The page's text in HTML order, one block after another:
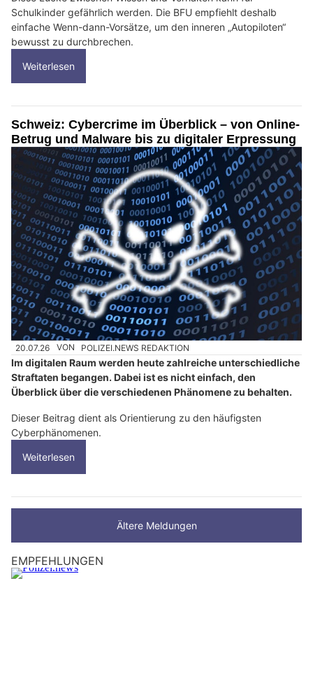
Schulkinder gefährlich werden. Die BFU empfiehlt deshalb
einfache Wenn-dann-Vorsätze, um den inneren „Autopiloten“
bewusst zu durchbrechen.
Weiterlesen
Schweiz: Cybercrime im Überblick – von Online-
Betrug und Malware bis zu digitaler Erpressung
20.07.26 VON POLIZEI.NEWS REDAKTION
Im digitalen Raum werden heute zahlreiche unterschiedliche
Straftaten begangen. Dabei ist es nicht einfach, den
Überblick über die verschiedenen Phänomene zu behalten.
Dieser Beitrag dient als Orientierung zu den häufigsten
Cyberphänomenen.
Weiterlesen
Ältere Meldungen
EMPFEHLUNGEN